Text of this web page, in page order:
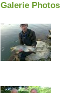
Galerie Photos